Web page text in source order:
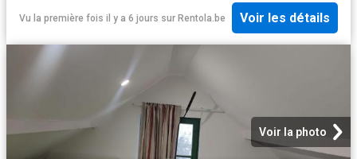
Vu la première fois il y a 6 jours sur Rentola.be Voir les détails
Voir la photo